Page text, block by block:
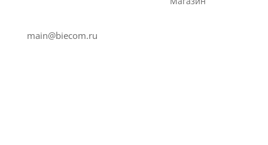
main@biecom.ru